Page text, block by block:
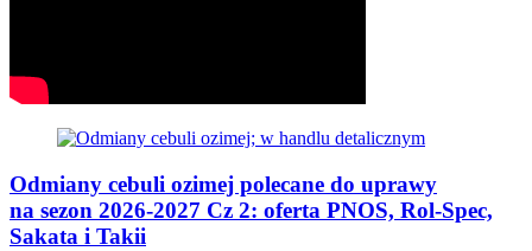
Odmiany cebuli ozimej polecane do uprawy
na sezon 2026-2027 Cz 2: oferta PNOS, Rol-Spec,
Sakata i Takii